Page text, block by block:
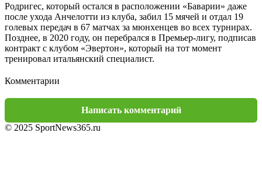
Родригес, который остался в расположении «Баварии» даже
после ухода Анчелотти из клуба, забил 15 мячей и отдал 19
голевых передач в 67 матчах за мюнхенцев во всех турнирах.
Позднее, в 2020 году, он перебрался в Премьер-лигу, подписав
контракт с клубом «Эвертон», который на тот момент
тренировал итальянский специалист.
Комментарии
Написать комментарий
© 2025 SportNews365.ru